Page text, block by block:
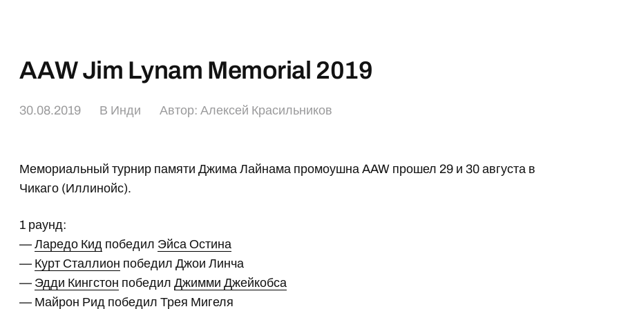
AAW Jim Lynam Memorial 2019
30.08.2019 В Инди Автор:Алексей Красильников
Мемориальный турнир памяти Джима Лайнама промоушна AAW прошел 29 и 30 августа в
Чикаго (Иллинойс).
1 раунд:
—Ларедо Кид победил Эйса Остина
— Курт Сталлион победил Джои Линча
— Эдди Кингстон победилДжимми Джейкобса
— Майрон Рид победилТрея Мигеля